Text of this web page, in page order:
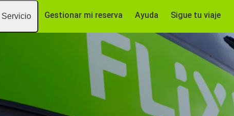
Servicio Gestionar mi reserva Ayuda Sigue tu viaje